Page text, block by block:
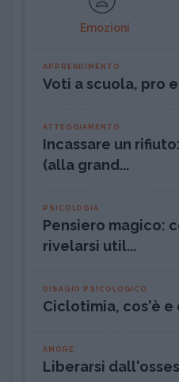
Emozioni
APPRENDIMENTO
Voti a scuola, pro
ATTEGGIAMENTO
Incassare un
(alla grand...
PSICOLOGIA
Pensiero magico:
rivelarsi util...
DISAGIO PSICOLOGICO
Ciclotimia, cos'è e
AMORE
Liberarsi